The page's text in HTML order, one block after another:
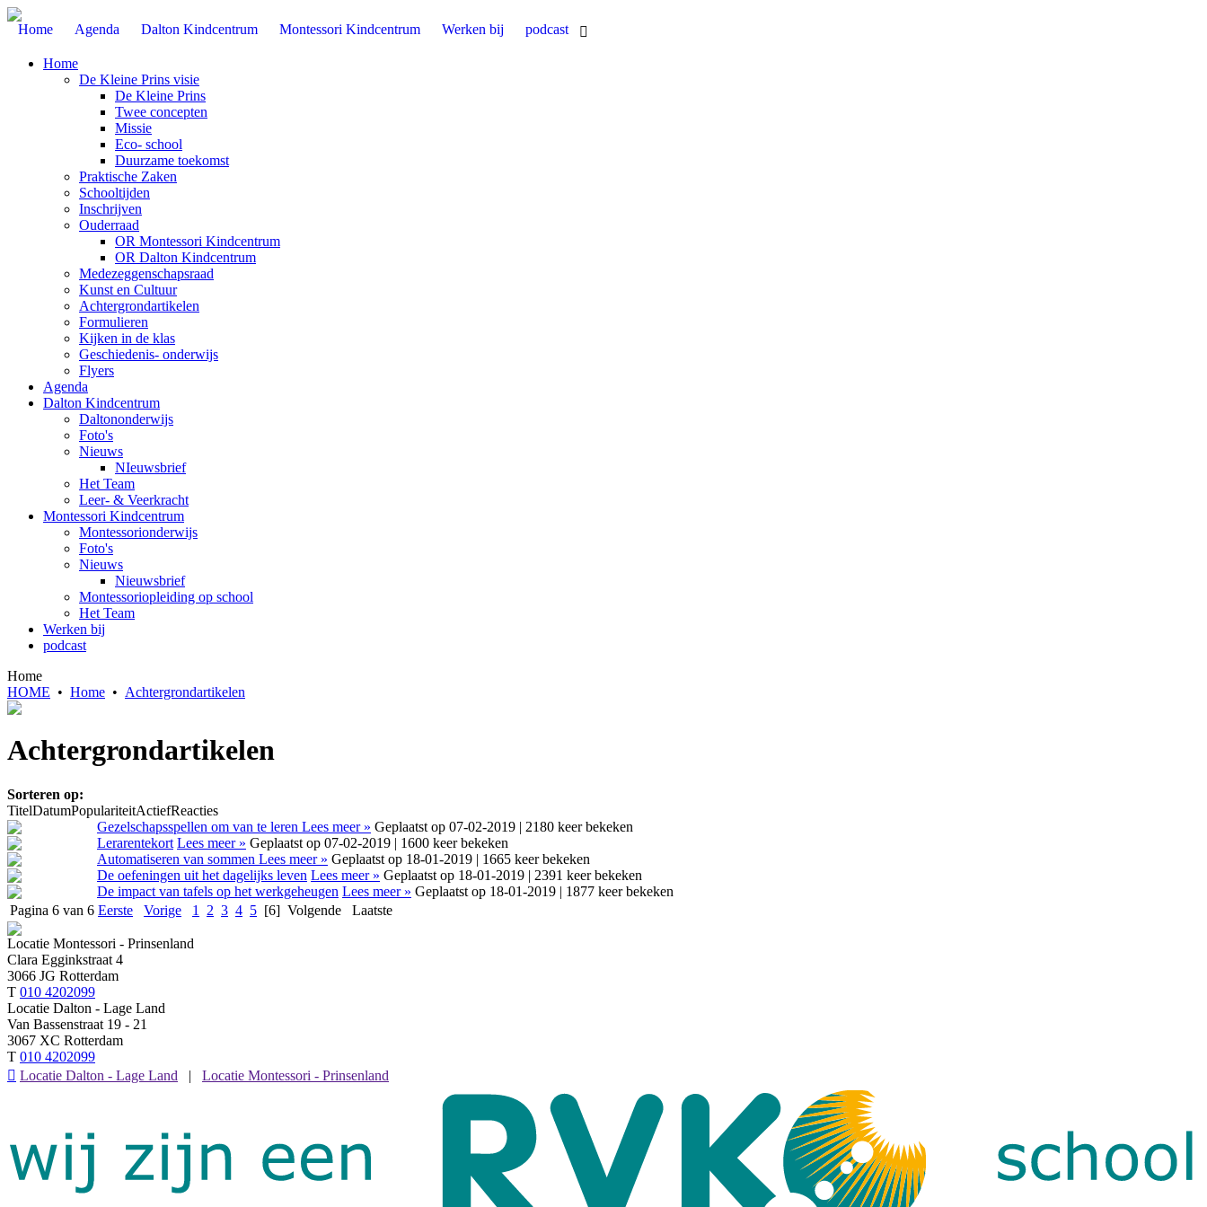
Home Agenda Dalton Kindcentrum Montessori Kindcentrum Werken bij podcast 
Home
De Kleine Prins visie
De Kleine Prins
Twee concepten
Missie
Eco- school
Duurzame toekomst
Praktische Zaken
Schooltijden
Inschrijven
Ouderraad
OR Montessori Kindcentrum
OR Dalton Kindcentrum
Medezeggenschapsraad
Kunst en Cultuur
Achtergrondartikelen
Formulieren
Kijken in de klas
Geschiedenis- onderwijs
Flyers
Agenda
Dalton Kindcentrum
Daltononderwijs
Foto's
Nieuws
NIeuwsbrief
Het Team
Leer- & Veerkracht
Montessori Kindcentrum
Montessorionderwijs
Foto's
Nieuws
Nieuwsbrief
Montessoriopleiding op school
Het Team
Werken bij
podcast
Home
HOME • Home • Achtergrondartikelen
Achtergrondartikelen
Sorteren op:
TitelDatumPopulariteitActiefReacties
Gezelschapsspellen om van te leren Lees meer » Geplaatst op 07-02-2019 | 2180 keer bekeken
Lerarentekort Lees meer » Geplaatst op 07-02-2019 | 1600 keer bekeken
Automatiseren van sommen Lees meer » Geplaatst op 18-01-2019 | 1665 keer bekeken
De oefeningen uit het dagelijks leven Lees meer » Geplaatst op 18-01-2019 | 2391 keer bekeken
De impact van tafels op het werkgeheugen Lees meer » Geplaatst op 18-01-2019 | 1877 keer bekeken
Pagina 6 van 6 Eerste Vorige 1 2 3 4 5 [6] Volgende Laatste
Locatie Montessori - Prinsenland
Clara Egginkstraat 4
3066 JG Rotterdam
T 010 4202099
Locatie Dalton - Lage Land
Van Bassenstraat 19 - 21
3067 XC Rotterdam
T 010 4202099
 Locatie Dalton - Lage Land | Locatie Montessori - Prinsenland